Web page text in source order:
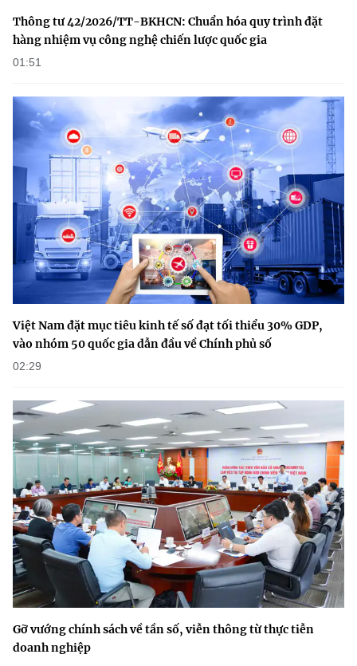
Thông tư 42/2026/TT-BKHCN: Chuẩn hóa quy trình đặt
hàng nhiệm vụ công nghệ chiến lược quốc gia
01:51
Việt Nam đặt mục tiêu kinh tế số đạt tối thiểu 30% GDP,
vào nhóm 50 quốc gia dẫn đầu về Chính phủ số
02:29
Gỡ vướng chính sách về tần số, viễn thông từ thực tiễn
doanh nghiệp